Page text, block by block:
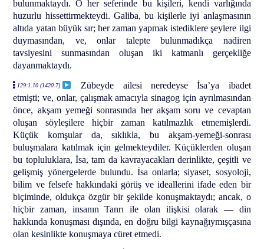
bulunmaktaydı. O her seferinde bu kişileri, kendi varlığında
huzurlu hissettirmekteydi. Galiba, bu kişilerle iyi anlaşmasının
altıda yatan büyük sır; her zaman yapmak istediklere şeylere ilgi
duymasından, ve, onlar talepte bulunmadıkça nadiren
tavsiyesini sunmasından oluşan iki katmanlı gerçekliğe
dayanmaktaydı.
129:1.10 (1420.7)
Zübeyde ailesi neredeyse İsa’ya ibadet
etmişti; ve, onlar, çalışmak amacıyla sinagog için ayrılmasından
önce, akşam yemeği sonrasında her akşam soru ve cevaptan
oluşan söyleşilere hiçbir zaman katılmazlık etmemişlerdi.
Küçük komşular da, sıklıkla, bu akşam-yemeği-sonrası
buluşmalara katılmak için gelmekteydiler. Küçüklerden oluşan
bu topluluklara, İsa, tam da kavrayacakları derinlikte, çeşitli ve
gelişmiş yönergelerde bulundu. İsa onlarla; siyaset, sosyoloji,
bilim ve felsefe hakkındaki görüş ve ideallerini ifade eden bir
biçiminde, oldukça özgür bir şekilde konuşmaktaydı; ancak, o
hiçbir zaman, insanın Tanrı ile olan ilişkisi olarak — din
hakkında konuşması dışında, en doğru bilgi kaynağıymışçasına
olan kesinlikte konuşmaya cüret etmedi.